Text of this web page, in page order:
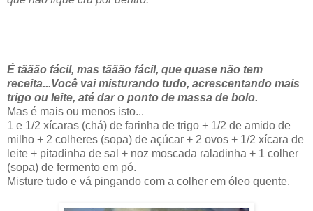
É tããão fácil, mas tããão fácil, que quase não tem
receita...Você vai misturando tudo, acrescentando mais
trigo ou leite, até dar o ponto de massa de bolo.
Mas é mais ou menos isto...
1 e 1/2 xícaras (chá) de farinha de trigo + 1/2 de amido de
milho + 2 colheres (sopa) de açúcar + 2 ovos + 1/2 xícara de
leite + pitadinha de sal + noz moscada raladinha + 1 colher
(sopa) de fermento em pó.
Misture tudo e vá pingando com a colher em óleo quente.